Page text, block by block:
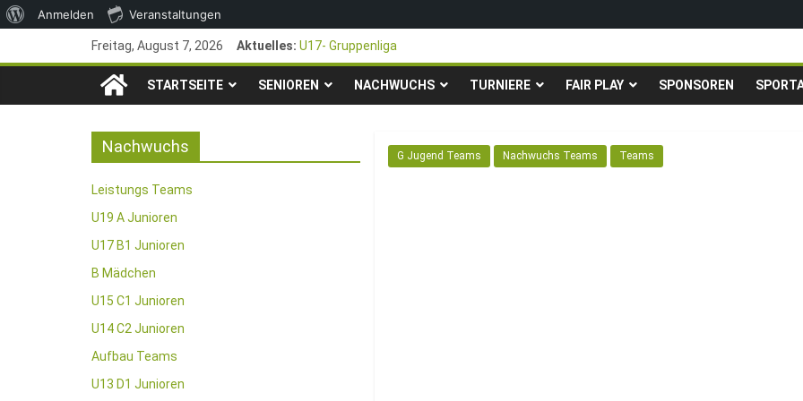
Über
Anmelden Veranstaltungen
Inhalt
Freitag, August 7, 2026 Aktuelles: U17- Gruppenliga
*U17-Junioren steigen in die Gruppenliga auf*
47. Otto Walter Pfingstturnier der TSG Kastel
1. Mai – Charity-Fußballturnier für Hobbymannschaften
TSG
1846
e.V.
Mainz-
Kastel
STARTSEITE SENIOREN NACHWUCHS TURNIERE FAIR PLAY SPONSOREN
G Jugend Teams Nachwuchs Teams Teams
Nachwuchs
Leistungs Teams
U19 A Junioren
U17 B1 Junioren
B Mädchen
U15 C1 Junioren
U14 C2 Junioren
Aufbau Teams
U13 D1 Junioren